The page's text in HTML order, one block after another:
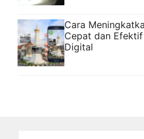
Cara
Cepat dan
Digital